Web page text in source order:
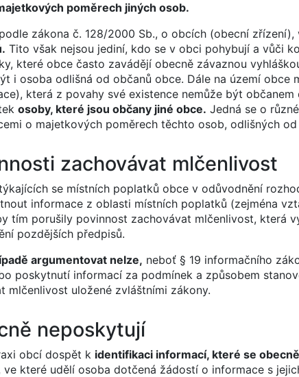
poměrech jiných osob.
zákona č. 128/2000 Sb., o obcích (obecní zřízení),
Tito však nejsou jediní, kdo se v obci pohybují a vůči
které obce často zavádějí obecně závaznou
i osoba odlišná od občanů obce. Dále na území obce
která z povahy své existence nemůže být občanem
osoby, které jsou občany jiné obce. Jedná se o
o majetkových poměrech těchto osob, odlišných
zachovávat mlčenlivost
se místních poplatků obce v odůvodnění
informace z oblasti místních poplatků (zejména
tím porušily povinnost zachovávat mlčenlivost, která
pozdějších předpisů.
argumentovat nelze, neboť § 19 informačního
poskytnutí informací za podmínek a způsobem
mlčenlivost uložené zvláštními zákony.
neposkytují
obcí dospět k identifikaci informací, které se
které udělí osoba dotčená žádostí o informace s